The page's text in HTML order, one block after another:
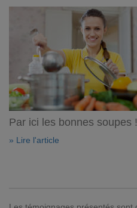
Par ici les bonnes soupes !
» Lire l'article